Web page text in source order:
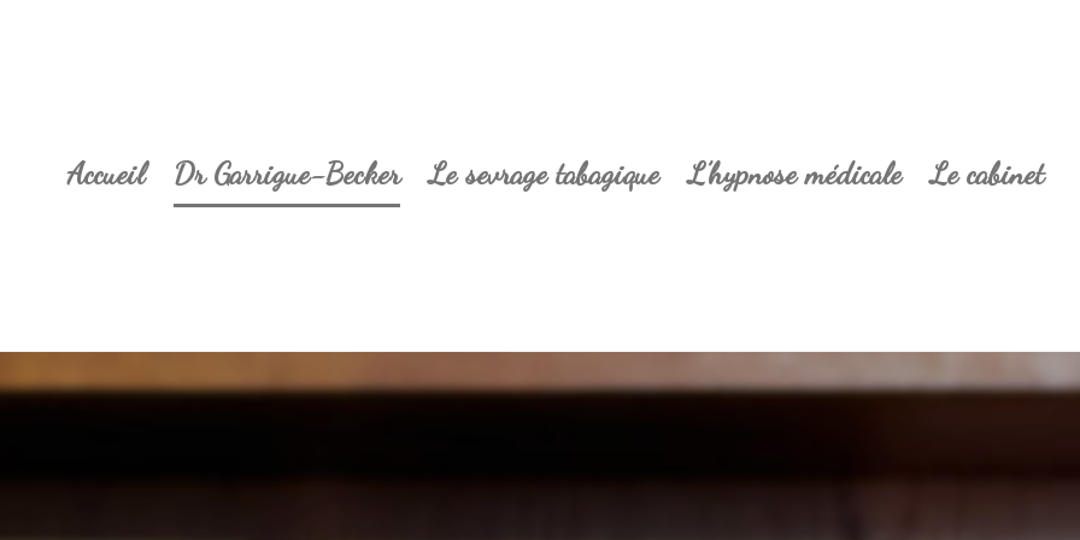
médicale
Accueil Dr Garrigue-Becker Le sevrage tabagique L’hypnose médicale Le cabinet